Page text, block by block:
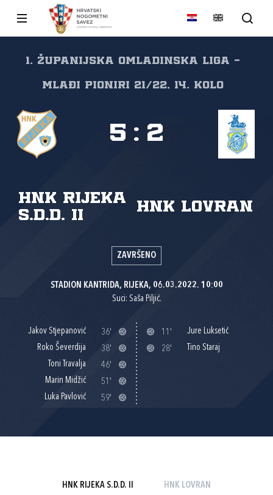
1. Županijska omladinska liga -
mlađi pioniri 21/22, 14. kolo
HNK Rijeka
s.d.d. II
HNK Lovran
5 : 2
ZAVRŠENO
STADION KANTRIDA, RIJEKA, 06.03.2022. 10:00
Suci: Saša Piljić.
Jakov Stjepanović
36'
Roko Ševerdija
38'
Toni Travalja
46'
Marin Midžić
51'
Luka Pavlović
59'
11'
Jure Luksetić
28'
Tino Staraj
HNK RIJEKA S.D.D. II HNK LOVRAN